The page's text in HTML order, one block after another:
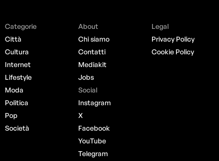
Categorie
Città
Cultura
Internet
Lifestyle
Moda
Politica
Pop
Società
About
Chi siamo
Contatti
Mediakit
Jobs
Social
Instagram
X
Facebook
YouTube
Telegram
Legal
Privacy Policy
Cookie Policy